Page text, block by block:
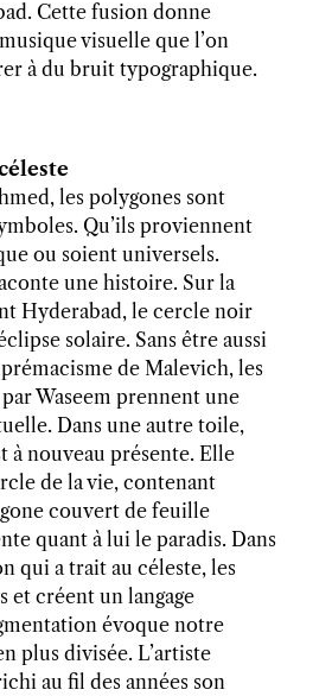
Cette fusion donne
visuelle que l’on
à du bruit typographique.
les polygones sont
Qu’ils proviennent
ou soient universels.
une histoire. Sur la
Hyderabad, le cercle noir
solaire. Sans être aussi
de Malevich, les
Waseem prennent une
Dans une autre toile,
à nouveau présente. Elle
de la vie, contenant
couvert de feuille
quant à lui le paradis. Dans
qui a trait au céleste, les
et créent un langage
évoque notre
plus divisée. L’artiste
au fil des années son